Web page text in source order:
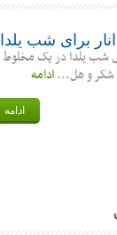
برای شب یلدا
شب یلدا در یک مخلوط
شکر و هل...ادامه
ادامه